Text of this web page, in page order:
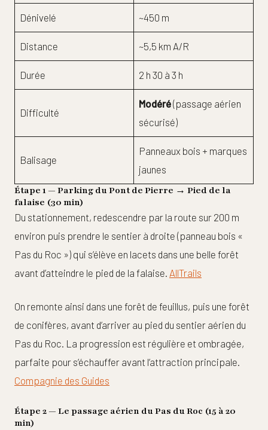
Dénivelé ~450 m
Distance ~5,5 km A/R
Durée 2 h 30 à 3 h
Difficulté
Modéré(passage aérien
sécurisé)
Balisage
Panneaux bois + marques
jaunes
Étape 1 — Parking du Pont de Pierre → Pied de la
falaise (30 min)
Du stationnement, redescendre par la route sur 200 m
environ puis prendre le sentier à droite (panneau bois «
Pas du Roc ») qui s’élève en lacets dans une belle forêt
avant d’atteindre le pied de la falaise. AllTrails
On remonte ainsi dans une forêt de feuillus, puis une forêt
de conifères, avant d’arriver au pied du sentier aérien du
Pas du Roc. La progression est régulière et ombragée,
parfaite pour s’échauffer avant l’attraction principale.
Compagnie des Guides
Étape 2 — Le passage aérien du Pas du Roc (15 à 20
min)